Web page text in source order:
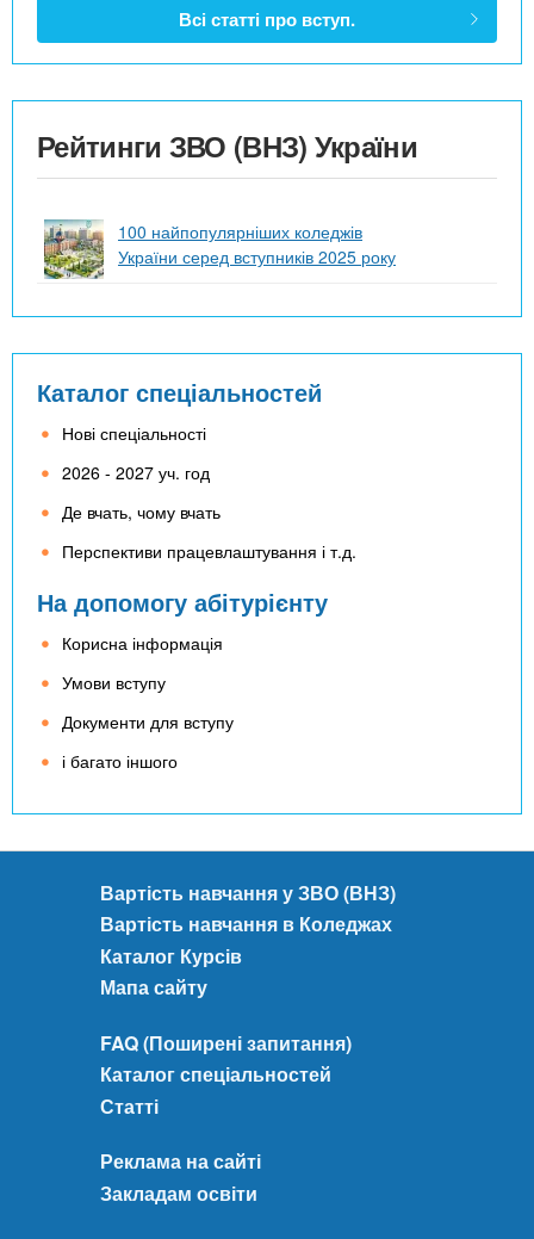
Всі статті про вступ.
Рейтинги ЗВО (ВНЗ) України
100 найпопулярніших коледжів
України серед вступників 2025 року
Каталог спеціальностей
Нові спеціальності
2026 - 2027 уч. год
Де вчать, чому вчать
Перспективи працевлаштування і т.д.
На допомогу абітурієнту
Корисна інформація
Умови вступу
Документи для вступу
і багато іншого
Вартість навчання у ЗВО (ВНЗ)
Вартість навчання в Коледжах
Каталог Курсів
Мапа сайту
FAQ (Поширені запитання)
Каталог спеціальностей
Статті
Реклама на сайті
Закладам освіти